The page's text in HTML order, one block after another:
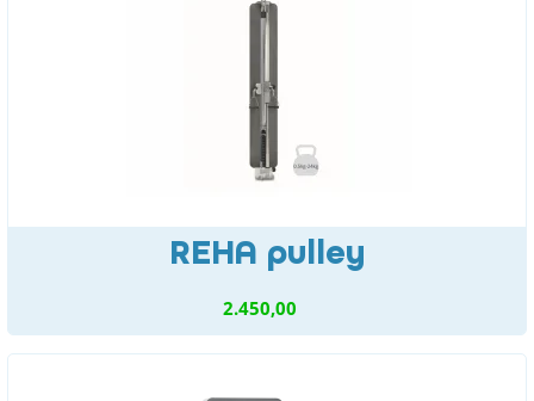
REHA pulley
2.450,00